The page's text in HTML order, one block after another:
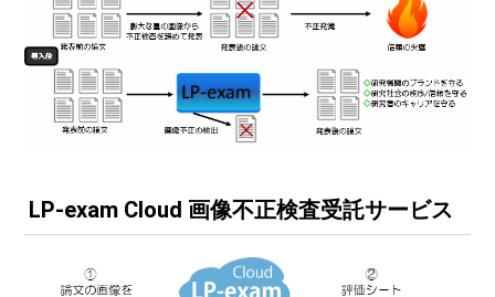
LP-exam Cloud 画像不正検査受託サービス